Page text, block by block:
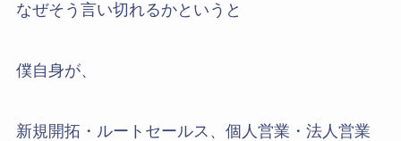
なぜそう言い切れるかというと
僕自身が、
新規開拓・ルートセールス、個人営業・法人営業